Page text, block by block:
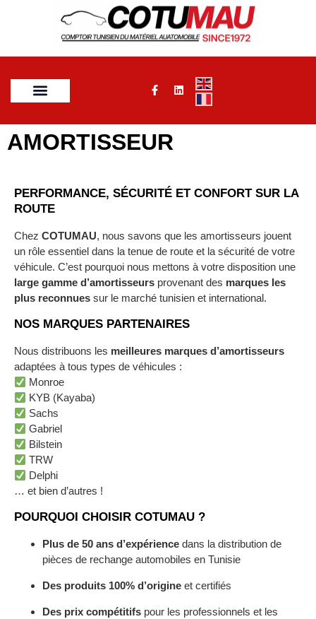
AMORTISSEUR
PERFORMANCE, SÉCURITÉ ET CONFORT SUR LA
ROUTE
Chez COTUMAU, nous savons que les amortisseurs jouent
un rôle essentiel dans la tenue de route et la sécurité de votre
véhicule. C’est pourquoi nous mettons à votre disposition une
large gamme d’amortisseurs provenant des marques les
plus reconnues sur le marché tunisien et international.
NOS MARQUES PARTENAIRES
Nous distribuons les meilleures marques d’amortisseurs
adaptées à tous types de véhicules :
Monroe
KYB (Kayaba)
Sachs
Gabriel
Bilstein
TRW
Delphi
… et bien d’autres !
POURQUOI CHOISIR COTUMAU ?
Plus de 50 ans d’expérience dans la distribution de
pièces de rechange automobiles en Tunisie
Des produits 100% d’origine et certifiés
Des prix compétitifs pour les professionnels et les